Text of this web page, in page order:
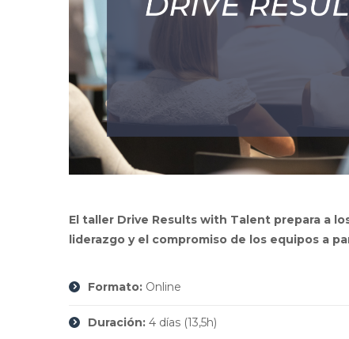
El taller Drive Results with Talent prepara a
liderazgo y el compromiso de los equipos a
Formato: Online
Duración: 4 días (13,5h)